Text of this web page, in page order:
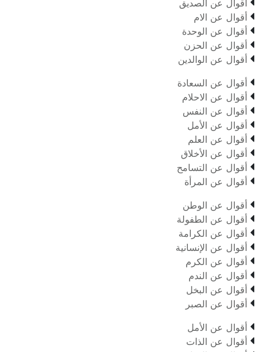
 أقوال عن الصديق
 أقوال عن الام
 أقوال عن الوحدة
 أقوال عن الحزن
 أقوال عن الوالدين
 أقوال عن السعادة
 أقوال عن الاحلام
 أقوال عن النفس
 أقوال عن الأمل
 أقوال عن العلم
 أقوال عن الأخلاق
 أقوال عن التسامح
 أقوال عن المرأة
 أقوال عن الوطن
 أقوال عن الطفولة
 أقوال عن الكرامة
 أقوال عن الإنسانية
 أقوال عن الكرم
 أقوال عن الندم
 أقوال عن البخل
 أقوال عن الصبر
 أقوال عن الأمل
 أقوال عن الذات